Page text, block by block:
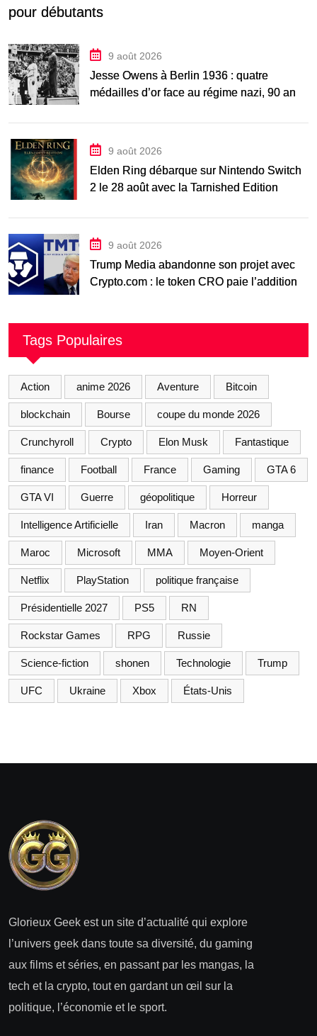
pour débutants
9 août 2026
Jesse Owens à Berlin 1936 : quatre
médailles d’or face au régime nazi, 90 ans
9 août 2026
Elden Ring débarque sur Nintendo Switch
2 le 28 août avec la Tarnished Edition
9 août 2026
Trump Media abandonne son projet avec
Crypto.com : le token CRO paie l’addition
Tags Populaires
Action anime 2026 Aventure Bitcoin
blockchain Bourse coupe du monde 2026
Crunchyroll Crypto Elon Musk Fantastique
finance Football France Gaming GTA 6
GTA VI Guerre géopolitique Horreur
Intelligence Artificielle Iran Macron manga
Maroc Microsoft MMA Moyen-Orient
Netflix PlayStation politique française
Présidentielle 2027 PS5 RN
Rockstar Games RPG Russie
Science-fiction shonen Technologie Trump
UFC Ukraine Xbox États-Unis
Glorieux Geek est un site d’actualité qui explore
l’univers geek dans toute sa diversité, du gaming
aux films et séries, en passant par les mangas, la
tech et la crypto, tout en gardant un œil sur la
politique, l’économie et le sport.